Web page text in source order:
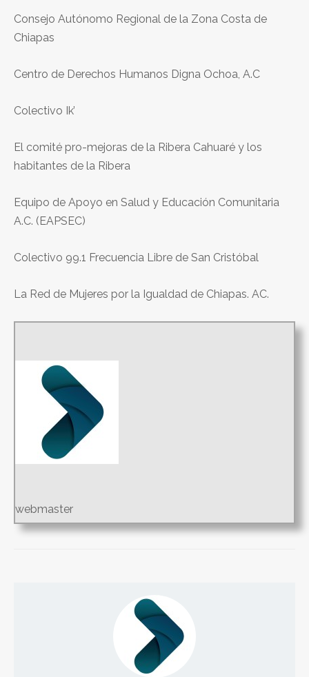
Consejo Autónomo Regional de la Zona Costa de
Chiapas
Centro de Derechos Humanos Digna Ochoa, A.C
Colectivo Ik’
El comité pro-mejoras de la Ribera Cahuaré y los
habitantes de la Ribera
Equipo de Apoyo en Salud y Educación Comunitaria
A.C. (EAPSEC)
Colectivo 99.1 Frecuencia Libre de San Cristóbal
La Red de Mujeres por la Igualdad de Chiapas. AC.
webmaster